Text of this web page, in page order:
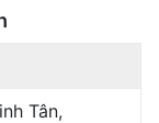
Tân,